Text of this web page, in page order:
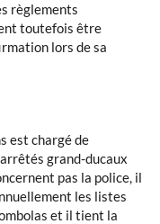
règlements
toutefois être
lors de sa
est chargé de
grand-ducaux
pas la police, il
les listes
et il tient la